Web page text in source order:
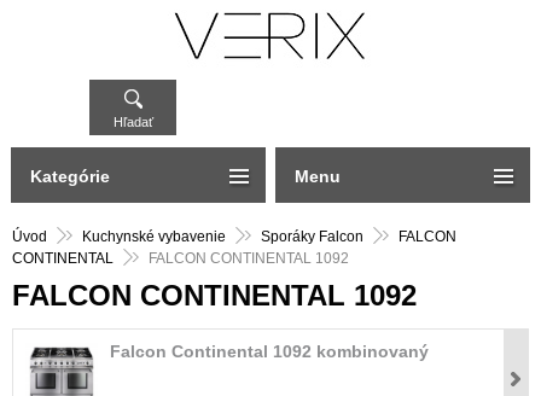
Hľadať
Úvod Kuchynské vybavenie Sporáky Falcon
FALCON
CONTINENTAL
FALCON CONTINENTAL 1092
FALCON CONTINENTAL 1092
Falcon Continental 1092 kombinovaný
Kategórie Menu